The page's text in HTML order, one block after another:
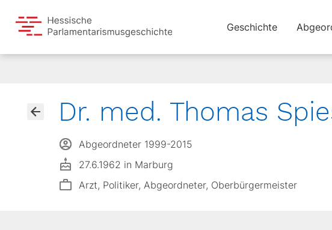
Geschichte
Dr. med. Thomas
Abgeordneter 1999-2015
27.6.1962 in Marburg
Arzt, Politiker, Abgeordneter, Oberbürgermeister